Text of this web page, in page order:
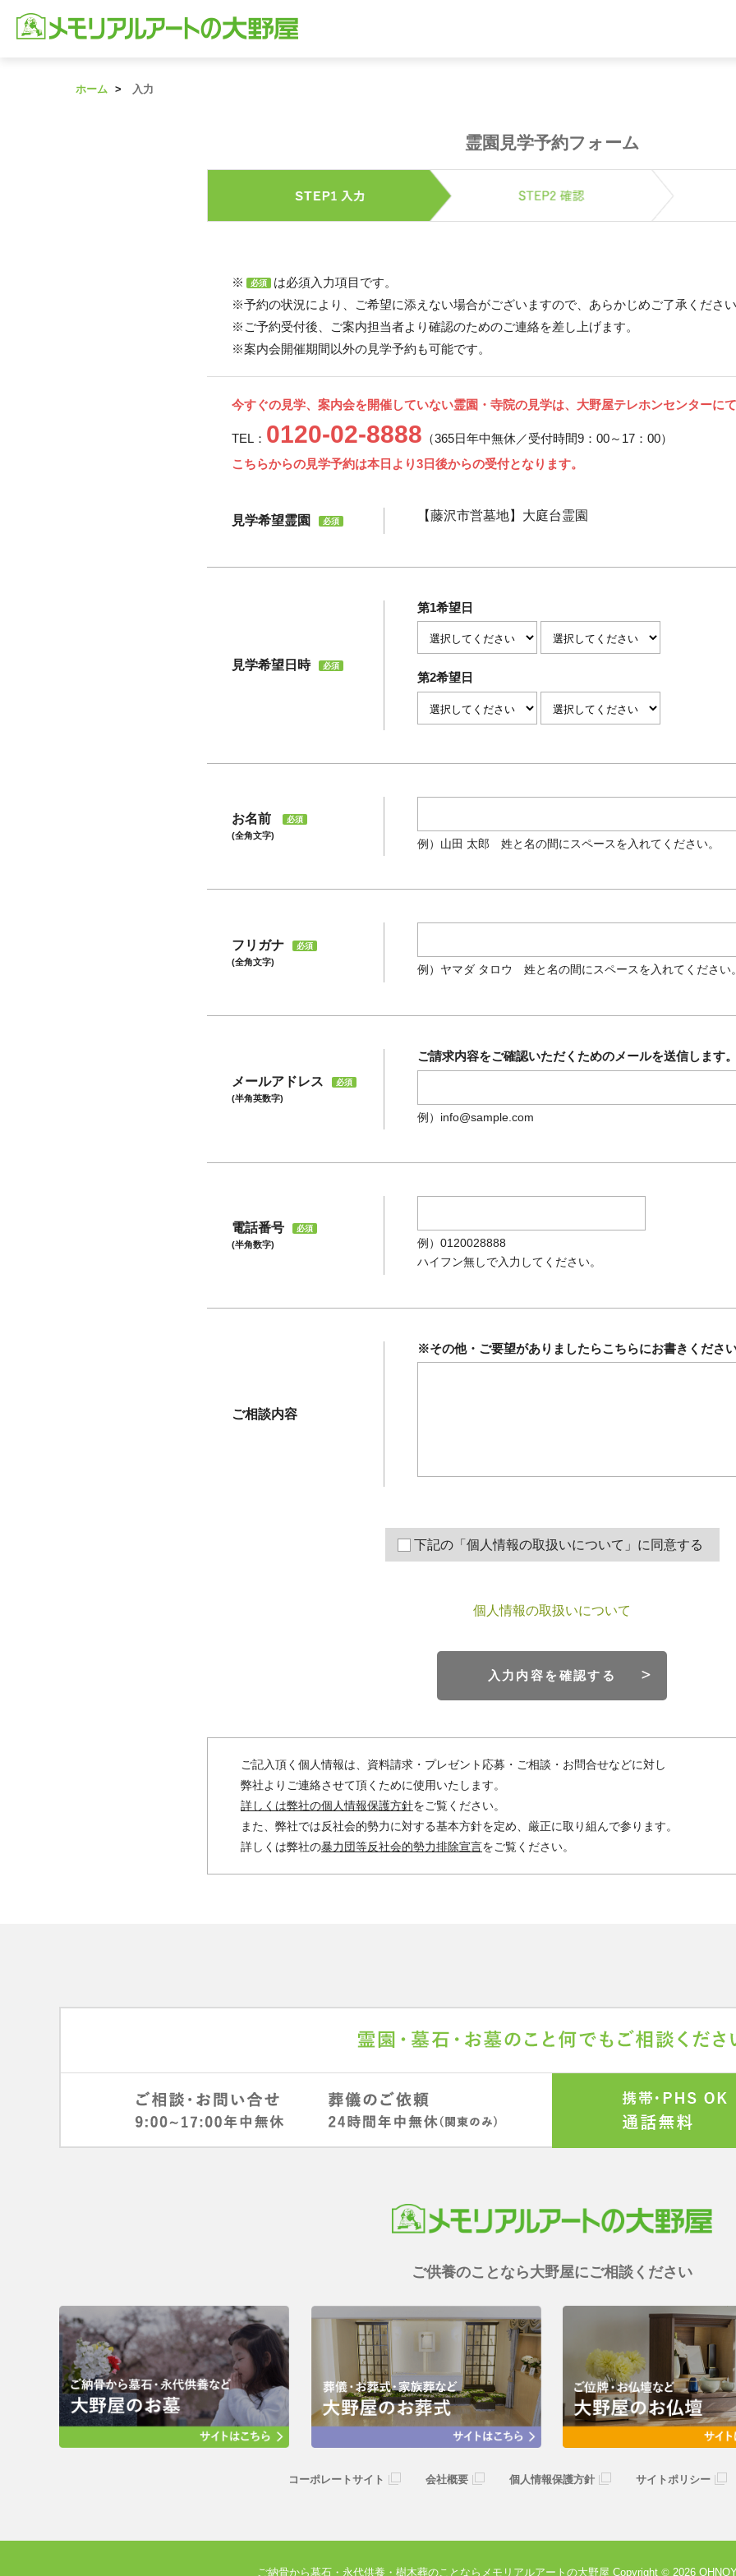
ホーム 入力
霊園見学予約フォーム
※ 必須
は必須入力項目です。
※予約の状況により、ご希望に添えない場合がございますので、あらかじめご了承くださ
※ご予約受付後、ご案内担当者より確認のためのご連絡を差し上げます。
※案内会開催期間以外の見学予約も可能です。
今すぐの見学、案内会を開催していない霊園・寺院の見学は、大野屋テレホンセンターに
TEL： 0120-02-8888 （365日年中無休／受付時間9：00～17：00）
こちらからの見学予約は本日より3日後からの受付となります。
見学希望霊園 必須 【藤沢市営墓地】大庭台霊園
見学希望日時 必須
第1希望日
第2希望日
お名前
(全角文字)
必須
例）山田 太郎 姓と名の間にスペースを入れてください。
フリガナ
(全角文字)
必須
例）ヤマダ タロウ 姓と名の間にスペースを入れてください
メールアドレス
(半角英数字)
必須
ご請求内容をご確認いただくためのメールを送信します
例）info@sample.com
電話番号
(半角数字)
必須
例）0120028888
ハイフン無しで入力してください。
ご相談内容
※その他・ご要望がありましたらこちらにお書きくださ
下記の「個人情報の取扱いについて」に同意する
個人情報の取扱いについて
入力内容を確認する
ご記入頂く個人情報は、資料請求・プレゼント応募・ご相談・お問合せなどに対し
弊社よりご連絡させて頂くために使用いたします。
詳しくは弊社の個人情報保護方針をご覧ください。
また、弊社では反社会的勢力に対する基本方針を定め、厳正に取り組んで参ります。
詳しくは弊社の暴力団等反社会的勢力排除宣言をご覧ください。
ご供養のことなら大野屋にご相談ください
コーポレートサイト 会社概要 個人情報保護方針 サイトポリシー
ご納骨から墓石・永代供養・樹木葬のことなら メモリアルアートの大野屋 Copyright © 2026